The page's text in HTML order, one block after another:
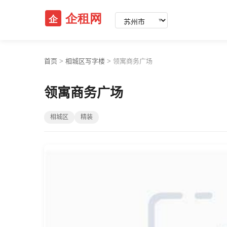
▼
首页 > 相城区写字楼 > 领寓商务广场
领寓商务广场
相城区 精装